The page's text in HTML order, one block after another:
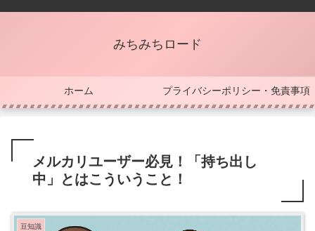
みちみちロード
ホーム プライバシーポリシー・免責事項
メルカリユーザー必見！「持ち出し
中」とはこういうこと！
豆知識